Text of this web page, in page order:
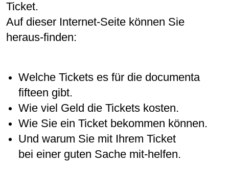
Ticket.
Auf dieser Internet-Seite können Sie
heraus-finden:
Welche Tickets es für die documenta
fifteen gibt.
Wie viel Geld die Tickets kosten.
Wie Sie ein Ticket bekommen können.
Und warum Sie mit Ihrem Ticket
bei einer guten Sache mit-helfen.